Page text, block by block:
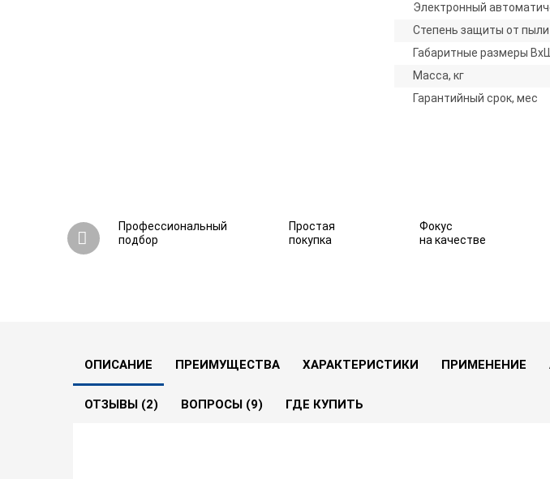
Электронный
Степень защиты от пыли
Габаритные размеры
Масса, кг
Гарантийный срок, мес
Профессиональный
подбор
Простая
покупка
Фокус
на качестве
5.0
2 9 вопросов В сравнение В избранное
ОПИСАНИЕ ПРЕИМУЩЕСТВА ХАРАКТЕРИСТИКИ ПРИМЕНЕНИЕ
ОТЗЫВЫ (2) ВОПРОСЫ (9) ГДЕ КУПИТЬ